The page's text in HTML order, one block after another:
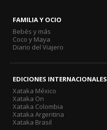
FAMILIA Y OCIO
Bebés y más
Coco y Maya
Diario del Viajero
EDICIONES INTERNACIONALES
Xataka México
Xataka On
Xataka Colombia
Xataka Argentina
Xataka Brasil